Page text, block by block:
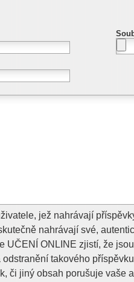
jež nahrávají
nahrávají své,
UČENÍ ONLINE zjistí, že
takového
či jiný obsah porušuje vaše